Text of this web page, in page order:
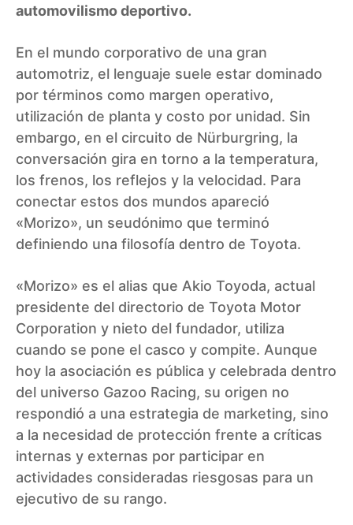
automovilismo deportivo.
En el mundo corporativo de una gran
automotriz, el lenguaje suele estar dominado
por términos como margen operativo,
utilización de planta y costo por unidad. Sin
embargo, en el circuito de Nürburgring, la
conversación gira en torno a la temperatura,
los frenos, los reflejos y la velocidad. Para
conectar estos dos mundos apareció
«Morizo», un seudónimo que terminó
definiendo una filosofía dentro de Toyota.
«Morizo» es el alias que Akio Toyoda, actual
presidente del directorio de Toyota Motor
Corporation y nieto del fundador, utiliza
cuando se pone el casco y compite. Aunque
hoy la asociación es pública y celebrada dentro
del universo Gazoo Racing, su origen no
respondió a una estrategia de marketing, sino
a la necesidad de protección frente a críticas
internas y externas por participar en
actividades consideradas riesgosas para un
ejecutivo de su rango.